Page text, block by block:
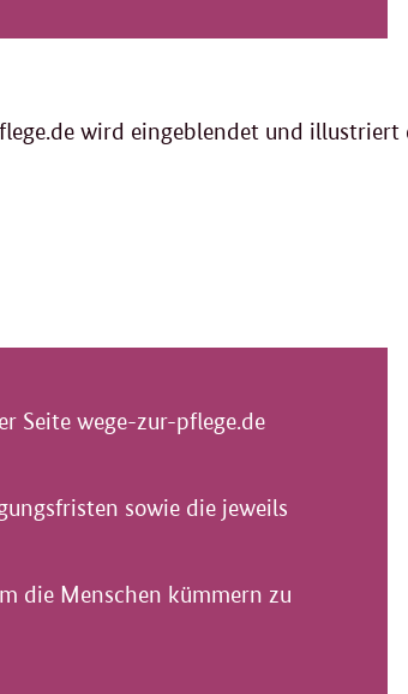
wird eingeblendet und illustriert
Seite wege-zur-pflege.de
sowie die jeweils
die Menschen kümmern zu